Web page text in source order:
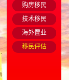
购房移民
技术移民
海外置业
移民评估